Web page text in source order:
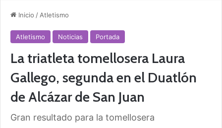
Inicio / Atletismo
Atletismo Noticias Portada
La triatleta tomellosera Laura
Gallego, segunda en el Duatlón
de Alcázar de San Juan
Gran resultado para la tomellosera